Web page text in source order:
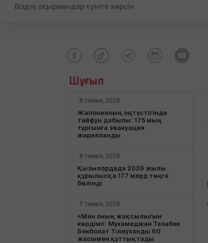
Біздің оқырмандар күніге көрсін
Шұғыл
8 тамыз, 2026
Жапонияның оңтүстігінде
тайфун дабылы: 175 мың
тұрғынға эвакуация
жарияланды
8 тамыз, 2026
Қызылордада 2026 жылы
құрылысқа 177 млрд теңге
бөлінді
7 тамыз, 2026
«Мен оның жақсылығын
көрдім»: Мұхамеджан Тазабек
Бекболат Тілеуханды 60
жасымен құттықтады